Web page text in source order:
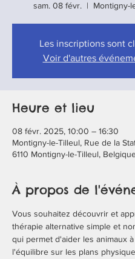
sam. 08 févr.
  |
Montigny-
Les inscriptions sont
Voir d'autres
Heure et lieu
08 févr. 2025, 10:00 – 16:30
Montigny-le-Tilleul, Rue de la
6110 Montigny-le-Tilleul,
À propos de
Vous souhaitez découvrir et
thérapie alternative simple et
qui permet d'aider les animaux
l'équilibre sur les plans